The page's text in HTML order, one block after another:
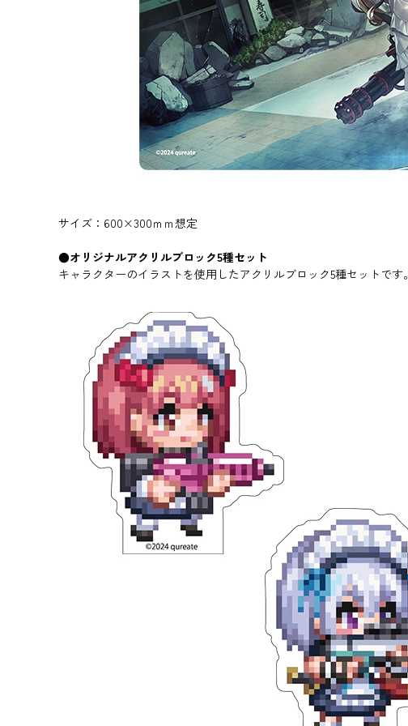
サイズ：600×300ｍｍ想定
●オリジナルアクリルブロック5種セット
キャラクターのイラストを使用したアクリルブロック5種セットです。